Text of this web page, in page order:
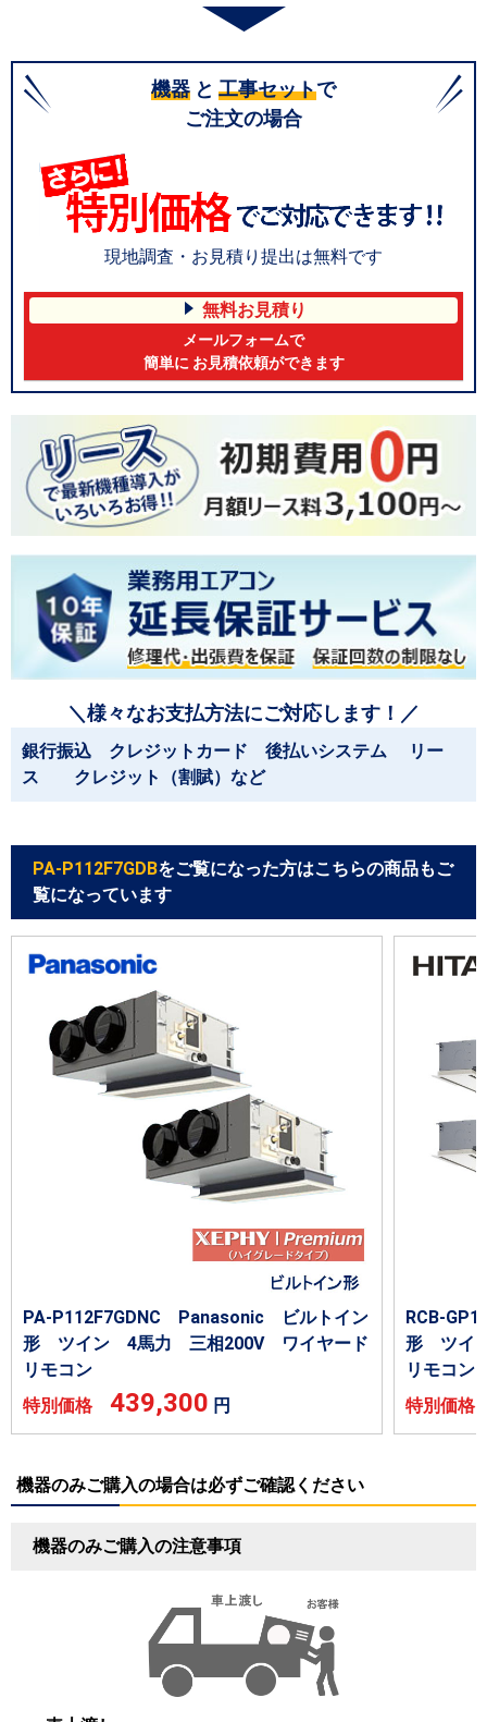
機器 と 工事セットで
ご注文の場合
現地調査・お見積り提出は無料です
無料お見積り
メールフォームで
簡単に お見積依頼ができます
＼様々なお支払方法にご対応します！／
銀行振込 クレジットカード 後払いシステム リー
ス クレジット（割賦）など
PA-P112F7GDBをご覧になった方はこちらの商品もご
覧になっています
PA-P112F7GDNC Panasonic ビルトイン
形 ツイン 4馬力 三相200V ワイヤード
リモコン
特別価格 439,300 円
RCB-
形 ツイ
リモコン
特別価
機器のみご購入の場合は必ずご確認ください
機器のみご購入の注意事項